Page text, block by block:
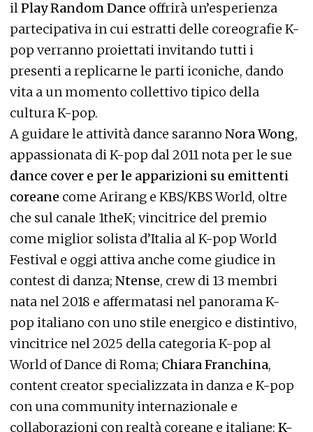
ilPlay Random Dance offrirà un’esperienza
partecipativa in cui estratti delle coreografie K-
pop verranno proiettati invitando tutti i
presenti a replicarne le parti iconiche, dando
vita a un momento collettivo tipico della
cultura K-pop.
A guidare le attività dance saranno Nora Wong,
appassionata di K-pop dal 2011 nota per le sue
dance cover e per le apparizioni su emittenti
coreane come Arirang e KBS/KBS World, oltre
che sul canale 1theK; vincitrice del premio
come miglior solista d’Italia al K-pop World
Festival e oggi attiva anche come giudice in
contest di danza; Ntense, crew di 13 membri
nata nel 2018 e affermatasi nel panorama K-
pop italiano con uno stile energico e distintivo,
vincitrice nel 2025 della categoria K-pop al
World of Dance di Roma; Chiara Franchina,
content creator specializzata in danza e K-pop
con una community internazionale e
collaborazioni con realtà coreane e italiane; K-